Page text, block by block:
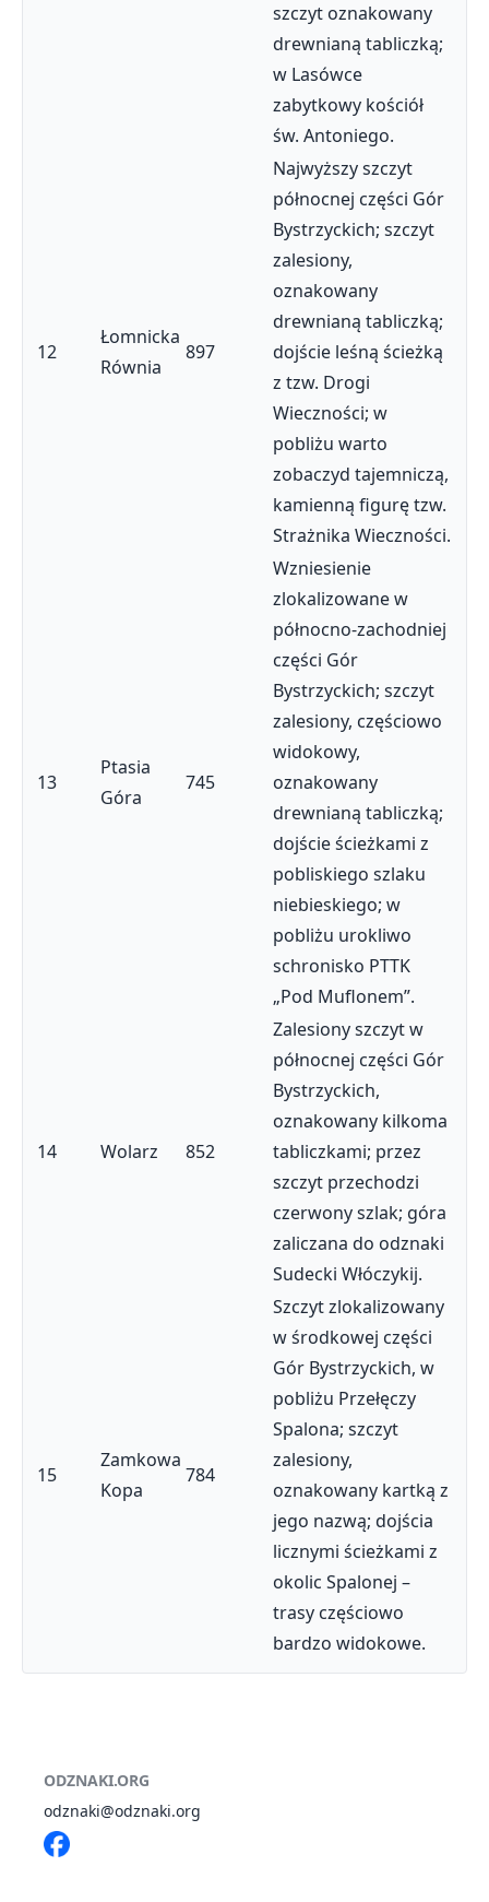
szczyt oznakowany
drewnianą tabliczką;
w Lasówce
zabytkowy kościół
św. Antoniego.
12
Łomnicka
Równia
897
Najwyższy szczyt
północnej części Gór
Bystrzyckich; szczyt
zalesiony,
oznakowany
drewnianą tabliczką;
dojście leśną ścieżką
z tzw. Drogi
Wieczności; w
pobliżu warto
zobaczyd tajemniczą,
kamienną figurę tzw.
Strażnika Wieczności.
13
Ptasia
Góra
745
Wzniesienie
zlokalizowane w
północno-zachodniej
części Gór
Bystrzyckich; szczyt
zalesiony, częściowo
widokowy,
oznakowany
drewnianą tabliczką;
dojście ścieżkami z
pobliskiego szlaku
niebieskiego; w
pobliżu urokliwo
schronisko PTTK
„Pod Muflonem”.
14 Wolarz 852
Zalesiony szczyt w
północnej części Gór
Bystrzyckich,
oznakowany kilkoma
tabliczkami; przez
szczyt przechodzi
czerwony szlak; góra
zaliczana do odznaki
Sudecki Włóczykij.
15
Zamkowa
Kopa
784
Szczyt zlokalizowany
w środkowej części
Gór Bystrzyckich, w
pobliżu Przełęczy
Spalona; szczyt
zalesiony,
oznakowany kartką z
jego nazwą; dojścia
licznymi ścieżkami z
okolic Spalonej –
trasy częściowo
bardzo widokowe.
ODZNAKI.ORG
odznaki@odznaki.org